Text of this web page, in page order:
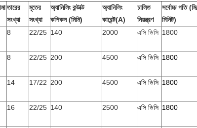
তারের
সংখ্যা
মৃতের
সংখ্যা
অ্যানিলিং কন্টাক্ট
কপিকল (মিমি)
অ্যানিলিং
কারেন্ট(A)
চালিত
নিয়ন্ত্রণ
সর্বোচ্চ গতি
মিনিট)
8 22/25 140 2000 এসি ডিসি 1800
8 22/25 200 4500 এসি ডিসি 1800
14 17/22 200 4500 এসি ডিসি 1800
16 22/25 140 2500 এসি ডিসি 1800